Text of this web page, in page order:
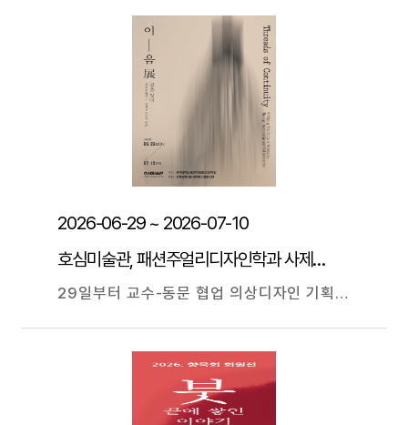
2026-06-29 ~ 2026-07-10
호심미술관, 패션주얼리디자인학과 사제동행 신한복 의상展
29일부터 교수-동문 협업 의상디자인 기획 전시회 ’이음’展 광주대학교(총장 김동진) 패션주얼리디자인학과 주관으로 29일부터 교내 호심미술관에서 제1회 의상디자인 전시회 ’이음’展이 열린다. 오는 7월 10일까지 계속될 이번 전시회는 '결을 잇다'를 주제로, 전통과 현대를 잇고, 사제와 교우가 함께하며, 동료가 서로의 시간과 마음을 하나의 작품으로 엮어낸 신한복 중심 기획 전시이다. 서로 다른 시선과 경험이 만나 새로운 가치를 만들어내는 과정에서 이어짐의 의미와 함께함의 소중함을 담았다. 전시에는 허승연, 임린, 김윤화, 홍수진 교수 등 학과 교수진과 임정하, 장예진, 김의철 씨 등 광주대 대학원 의상학과 동문이 참여했으며, 한복공예지음과 에이핸즈협동조합이 후원했다. 허승연 패션주얼리디자인학과 교수는 “작품 하나하나에 담긴 정성과 이야기를 천천히 마주하며 일상에 따뜻한 이음의 순간이 전해지기를 바란다”라고 말했다.